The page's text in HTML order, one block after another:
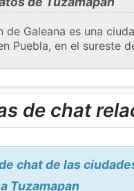
de Galeana es una
Puebla, en el sureste
de chat
chat de las
Tuzamapan